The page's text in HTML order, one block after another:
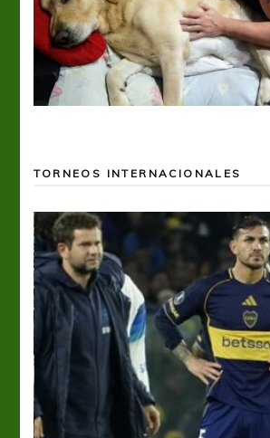
TORNEOS INTERNACIONALES